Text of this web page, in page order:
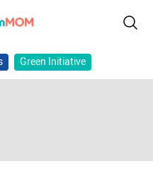
Green Initiative